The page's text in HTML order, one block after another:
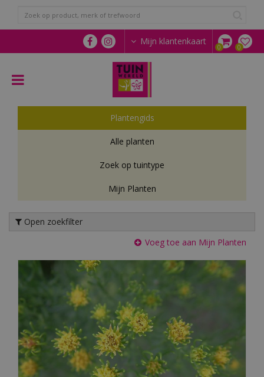
n
a
Mijn klantenkaart
Plantengids
Alle planten
Zoek op tuintype
Mijn Planten
Open zoekfilter
Voeg toe aan Mijn Planten